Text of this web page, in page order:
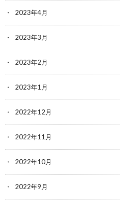
2023年4月
2023年3月
2023年2月
2023年1月
2022年12月
2022年11月
2022年10月
2022年9月